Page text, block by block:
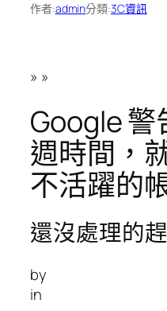
作者:admin分類:3C資訊
» »
Google 警
週時間，
不活躍的
還沒處理的
by
in